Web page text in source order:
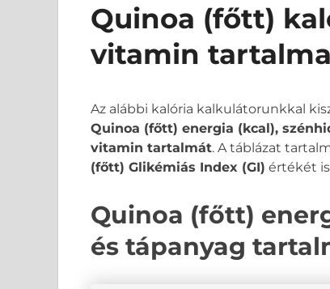
Quinoa (főtt)
vitamin tartalma
Az alábbi kalória kalkulátorunkkal
Quinoa (főtt) energia (kcal),
vitamin tartalmát. A táblázat
(főtt) Glikémiás Index (GI) értékét
Quinoa (főtt)
és tápanyag